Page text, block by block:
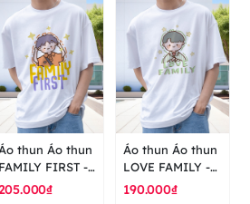
thun Áo thun
FAMILY FIRST -
thun cao cấp
Áo thun Áo thun
LOVE FAMILY -
áo thun cao cấp
190.000₫